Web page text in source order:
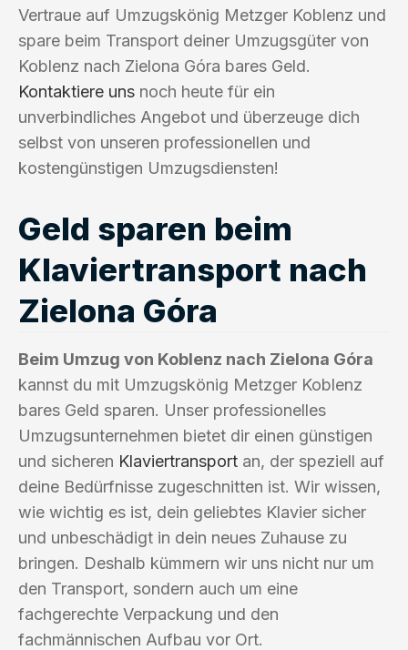
Vertraue auf Umzugskönig Metzger Koblenz und
spare beim Transport deiner Umzugsgüter von
Koblenz nach Zielona Góra bares Geld.
Kontaktiere uns noch heute für ein
unverbindliches Angebot und überzeuge dich
selbst von unseren professionellen und
kostengünstigen Umzugsdiensten!
Geld sparen beim
Klaviertransport nach
Zielona Góra
Beim Umzug von Koblenz nach Zielona Góra
kannst du mit Umzugskönig Metzger Koblenz
bares Geld sparen. Unser professionelles
Umzugsunternehmen bietet dir einen günstigen
und sicheren Klaviertransport an, der speziell auf
deine Bedürfnisse zugeschnitten ist. Wir wissen,
wie wichtig es ist, dein geliebtes Klavier sicher
und unbeschädigt in dein neues Zuhause zu
bringen. Deshalb kümmern wir uns nicht nur um
den Transport, sondern auch um eine
fachgerechte Verpackung und den
fachmännischen Aufbau vor Ort.